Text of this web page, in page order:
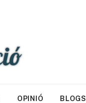
OPINIÓ BLOGS